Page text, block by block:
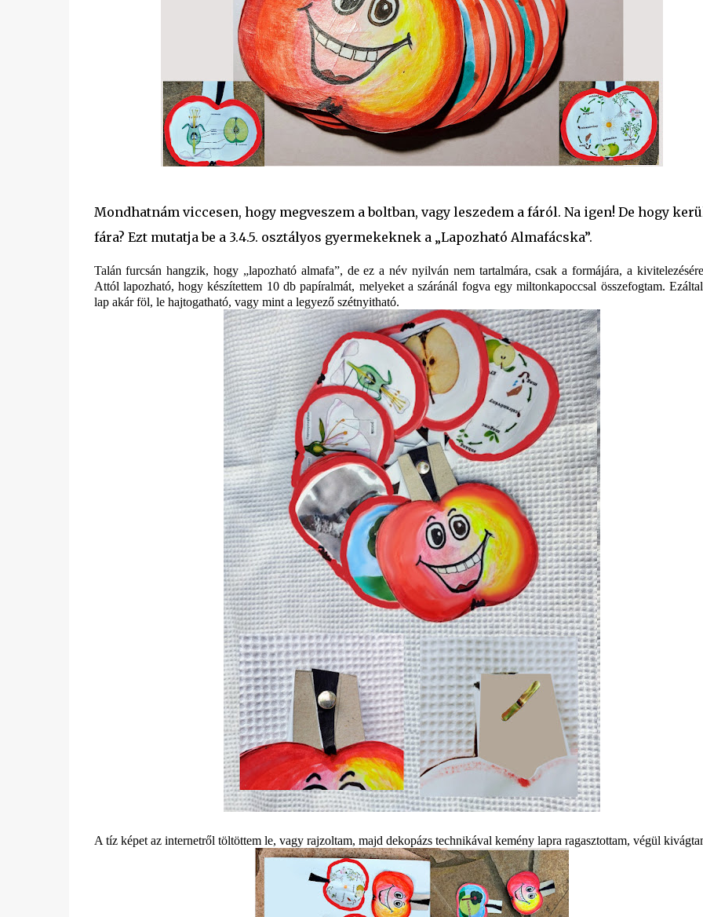
Mondhatnám viccesen, hogy megveszem a boltban, vagy leszedem a fáról. Na igen! De hogy
fára? Ezt mutatja be a 3.4.5. osztályos gyermekeknek a „Lapozható Almafácska”.
Talán furcsán hangzik, hogy „lapozható almafa”, de ez a név nyilván nem tartalmára, csak a formájára, a
Attól lapozható, hogy készítettem 10 db papíralmát, melyeket a száránál fogva egy miltonkapoccsal összefogtam.
lap akár föl, le hajtogatható, vagy mint a legyező szétnyitható.
A tíz képet az internetről töltöttem le, vagy rajzoltam, majd dekopázs technikával kemény lapra ragasztottam, végül